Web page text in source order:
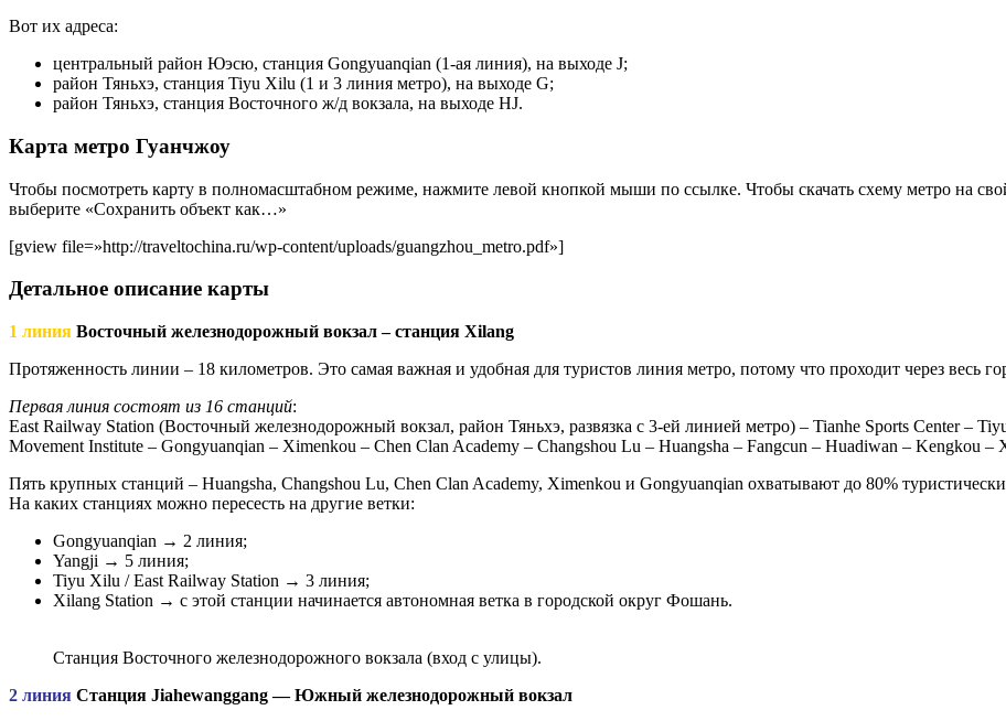
Вот их адреса:
центральный район Юэсю, станция Gongyuanqian (1-ая линия), на выходе J;
район Тяньхэ, станция Tiyu Xilu (1 и 3 линия метро), на выходе G;
район Тяньхэ, станция Восточного ж/д вокзала, на выходе HJ.
Карта метро Гуанчжоу
Чтобы посмотреть карту в полномасштабном режиме, нажмите левой кнопкой мыши по ссылке. Чтобы скачать схему метро на
выберите «Сохранить объект как…»
[gview file=»http://traveltochina.ru/wp-content/uploads/guangzhou_metro.pdf»]
Детальное описание карты
1 линия Восточный железнодорожный вокзал – станция Xilang
Протяженность линии – 18 километров. Это самая важная и удобная для туристов линия метро, потому что проходит через весь
Первая линия состоят из 16 станций:
East Railway Station (Восточный железнодорожный вокзал, район Тяньхэ, развязка с 3-ей линией метро) – Tianhe Sports Center –
Movement Institute – Gongyuanqian – Ximenkou – Chen Clan Academy – Changshou Lu – Huangsha – Fangcun – Huadiwan – Kengkou
Пять крупных станций – Huangsha, Changshou Lu, Chen Clan Academy, Ximenkou и Gongyuanqian охватывают до 80%
На каких станциях можно пересесть на другие ветки:
Gongyuanqian → 2 линия;
Yangji → 5 линия;
Tiyu Xilu / East Railway Station → 3 линия;
Xilang Station → с этой станции начинается автономная ветка в городской округ Фошань.
Станция Восточного железнодорожного вокзала (вход с улицы).
2 линия Станция Jiahewanggang — Южный железнодорожный вокзал